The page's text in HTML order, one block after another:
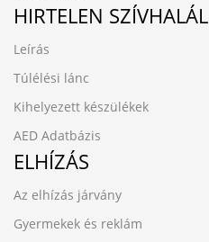
HIRTELEN SZÍVHALÁL
Leírás
Túlélési lánc
Kihelyezett készülékek
AED Adatbázis
ELHÍZÁS
Az elhízás járvány
Gyermekek és reklám